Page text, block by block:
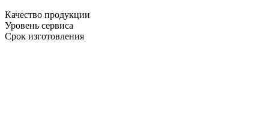
Качество продукции
Уровень сервиса
Срок изготовления